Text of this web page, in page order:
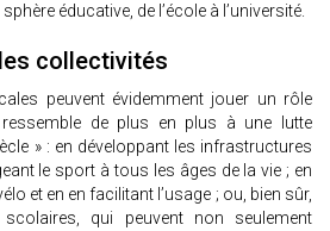
éducative, de l’école à l’université.
collectivités
peuvent évidemment jouer un rôle
de plus en plus à une lutte
» : en développant les infrastructures
le sport à tous les âges de la vie ; en
et en en facilitant l’usage ; ou, bien sûr,
qui peuvent non seulement